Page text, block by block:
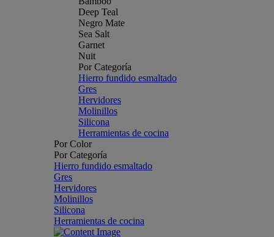
Deep Teal
Negro Mate
Sea Salt
Garnet
Nuit
Por Categoría
Hierro fundido esmaltado
Gres
Hervidores
Molinillos
Silicona
Herramientas de cocina
Por Color
Por Categoría
Hierro fundido esmaltado
Gres
Hervidores
Molinillos
Silicona
Herramientas de cocina